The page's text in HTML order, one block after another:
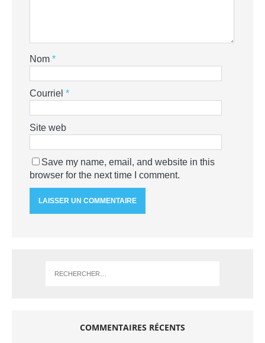
Nom *
Courriel *
Site web
Save my name, email, and website in this
browser for the next time I comment.
COMMENTAIRES RÉCENTS